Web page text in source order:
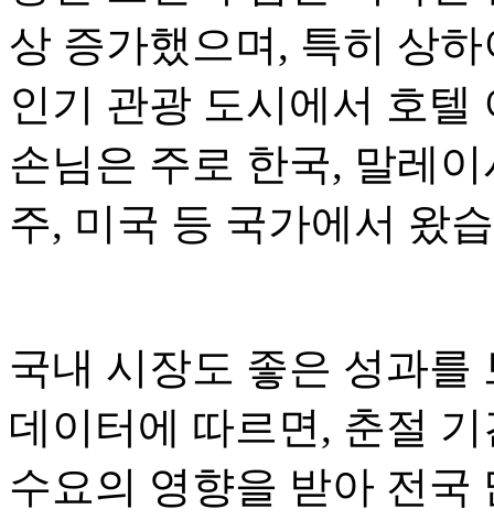
상 증가했으며, 특히 상
인기 관광 도시에서 호
손님은 주로 한국, 말레
주, 미국 등 국가에서 왔
국내 시장도 좋은 성과를
데이터에 따르면, 춘절
수요의 영향을 받아 전국